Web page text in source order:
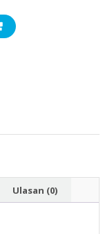
Ulasan (0)